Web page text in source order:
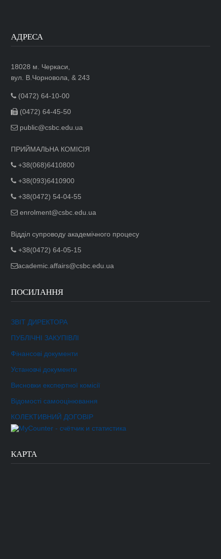
АДРЕСА
18028 м. Черкаси,
вул. В.Чорновола, & 243
(0472) 64-10-00
(0472) 64-45-50
public@csbc.edu.ua
ПРИЙМАЛЬНА КОМІСІЯ
+38(068)6410800
+38(093)6410900
+38(0472) 54-04-55
enrolment@csbc.edu.ua
Відділ супроводу академічного процесу
+38(0472) 64-05-15
academic.affairs@csbc.edu.ua
ПОСИЛАННЯ
ЗВІТ ДИРЕКТОРА
ПУБЛІЧНІ ЗАКУПІВЛІ
Фінансові документи
Установчі документи
Висновки експертної комісії
Відомості самооцінювання
КОЛЕКТИВНИЙ ДОГОВІР
КАРТА